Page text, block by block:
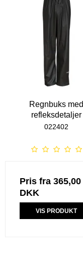
Regnbuks med
refleksdetaljer
022402
Pris fra 365,00
DKK
VIS PRODUKT